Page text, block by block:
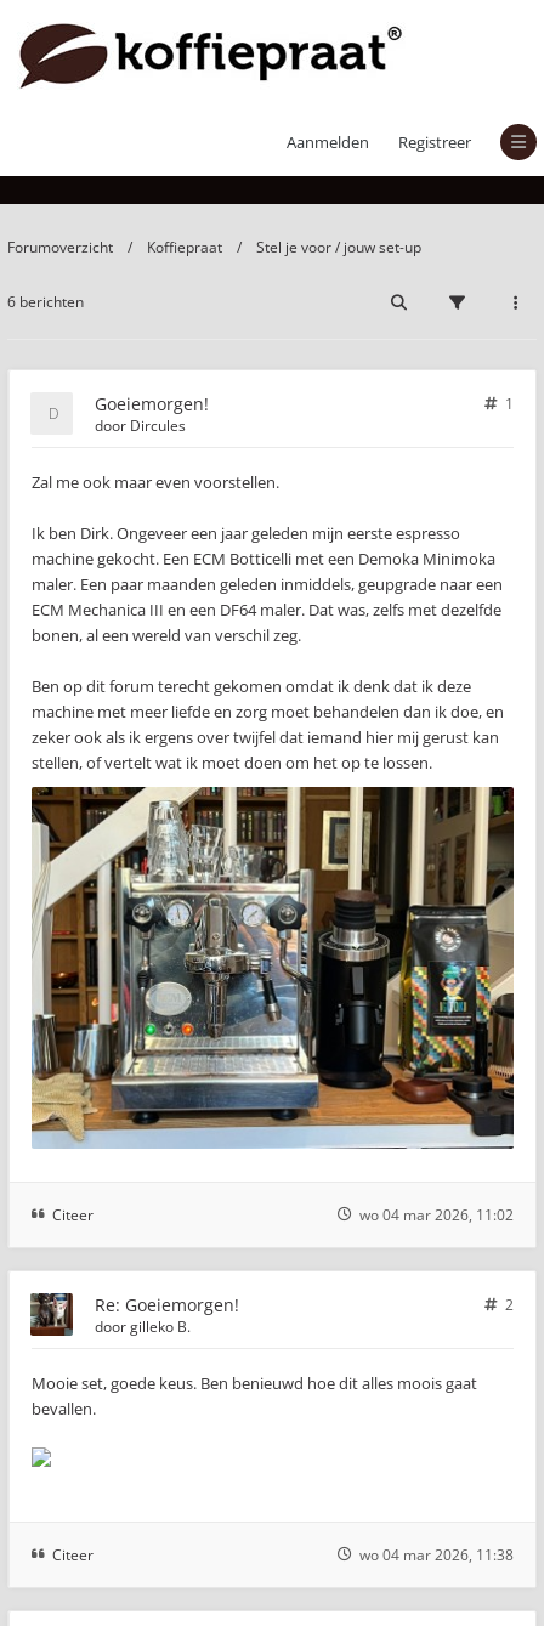
Aanmelden Registreer
Forumoverzicht Koffiepraat Stel je voor / jouw set-up
6 berichten
Goeiemorgen!
1
door Dircules
Zal me ook maar even voorstellen.
Ik ben Dirk. Ongeveer een jaar geleden mijn eerste espresso
machine gekocht. Een ECM Botticelli met een Demoka Minimoka
maler. Een paar maanden geleden inmiddels, geupgrade naar een
ECM Mechanica III en een DF64 maler. Dat was, zelfs met dezelfde
bonen, al een wereld van verschil zeg.
Ben op dit forum terecht gekomen omdat ik denk dat ik deze
machine met meer liefde en zorg moet behandelen dan ik doe, en
zeker ook als ik ergens over twijfel dat iemand hier mij gerust kan
stellen, of vertelt wat ik moet doen om het op te lossen.
Citeer wo 04 mar 2026, 11:02
Re: Goeiemorgen!
2
doorgilleko B.
Mooie set, goede keus. Ben benieuwd hoe dit alles moois gaat
bevallen.
Citeer wo 04 mar 2026, 11:38